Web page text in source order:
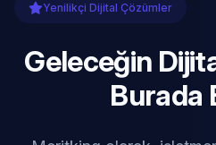
Yenilikçi Dijital Çözümler
Geleceğin
Burada